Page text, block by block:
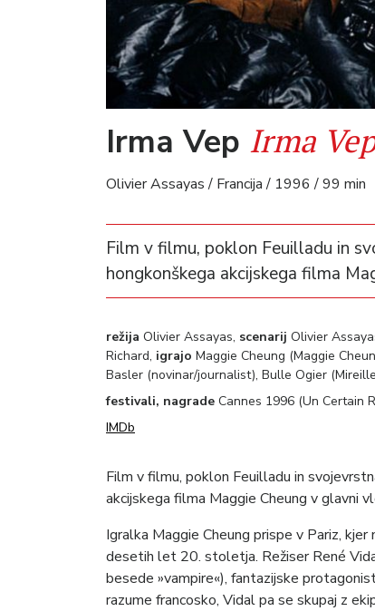
Irma Vep Irma
Olivier Assayas / Francija / 1996 / 99 min
Film v filmu, poklon Feuilladu in
hongkonškega akcijskega filma
režija Olivier Assayas, scenarij Olivier
Richard, igrajo Maggie Cheung (Maggie
Basler (novinar/journalist), Bulle Ogier
festivali, nagrade Cannes 1996 (Un Certain
IMDb
Film v filmu, poklon Feuilladu in
akcijskega filma Maggie Cheung v glavni
Igralka Maggie Cheung prispe v Pariz,
desetih let 20. stoletja. Režiser René
besede »vampire«), fantazijske
razume francosko, Vidal pa se skupaj z